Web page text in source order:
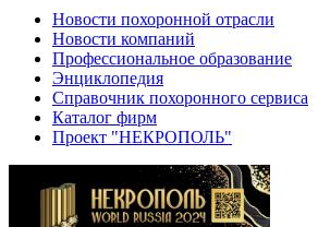
Новости похоронной отрасли
Новости компаний
Профессиональное образование
Энциклопедия
Справочник похоронного сервиса
Каталог фирм
Проект "НЕКРОПОЛЬ"